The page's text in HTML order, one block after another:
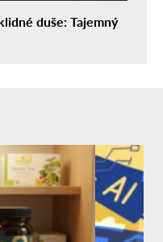
duše: Tajemný